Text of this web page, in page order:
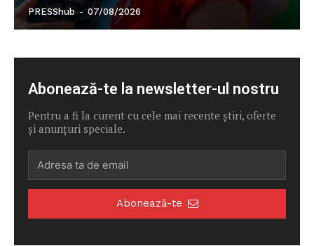
PRESShub - 07/08/2026
Abonează-te la newsletter-ul nostru
Pentru a fi la curent cu cele mai recente știri, oferte
și anunțuri speciale.
Abonează-te